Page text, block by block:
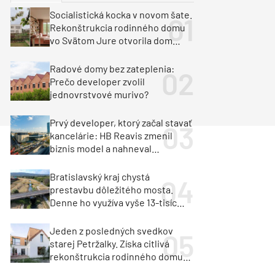
Klimatizácia a vetranie
Milan Murcka
Socialistická kocka v novom šate.
Rekonštrukcia rodinného domu
vo Svätom Jure otvorila dom
Radové domy bez zateplenia:
Prečo developer zvolil
jednovrstvové murivo?
Prvý developer, ktorý začal stavať
kancelárie: HB Reavis zmenil
biznis model a nahneval
Bratislavský kraj chystá
prestavbu dôležitého mosta.
Denne ho využíva vyše 13-tisíc
Jeden z posledných svedkov
starej Petržalky. Získa citlivá
rekonštrukcia rodinného domu